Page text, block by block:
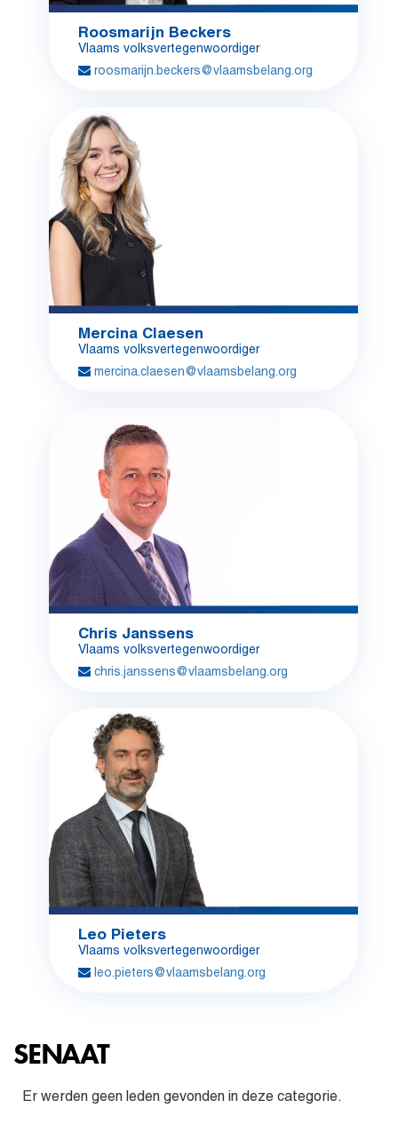
Roosmarijn Beckers
Vlaams volksvertegenwoordiger
roosmarijn.beckers@vlaamsbelang.org
Mercina Claesen
Vlaams volksvertegenwoordiger
mercina.claesen@vlaamsbelang.org
Chris Janssens
Vlaams volksvertegenwoordiger
chris.janssens@vlaamsbelang.org
Leo Pieters
Vlaams volksvertegenwoordiger
leo.pieters@vlaamsbelang.org
SENAAT
Er werden geen leden gevonden in deze categorie.